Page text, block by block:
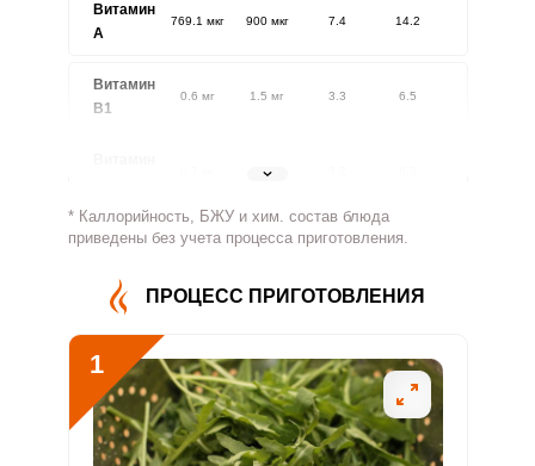
Витамин
A
769.1 мкг 900 мкг 7.4 14.2
Витамин
В1
0.6 мг 1.5 мг 3.3 6.5
1.8 мг
Витамин
492.9 мг 500 мг 8.5 16.4
Витамин
В5
Витамин
В6
1.8 мг 2 мг 7.8 15.1
Витамин
* Каллорийность, БЖУ и хим. состав блюда
приведены без учета процесса приготовления.
ПРОЦЕСС ПРИГОТОВЛЕНИЯ
1